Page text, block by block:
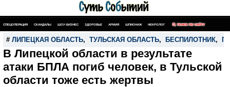
СПЕЦОПЕРАЦИЯ СКАНДАЛЫ ШОУ-БИЗНЕС ЗДОРОВЬЕ АРМИЯ ШПИОНАЖ НЕКРОЛОГ ПОИСК ПО САЙТУ
# ЛИПЕЦКАЯ ОБЛАСТЬ, ТУЛЬСКАЯ ОБЛАСТЬ, БЕСПИЛОТНИК,
В Липецкой области в результате
атаки БПЛА погиб человек, в Тульской
области тоже есть жертвы